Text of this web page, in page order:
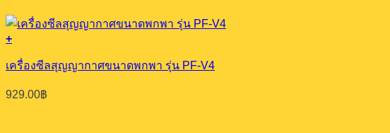
+
เครื่องซีลสุญญากาศขนาดพกพา รุ่น PF-V4
929.00฿